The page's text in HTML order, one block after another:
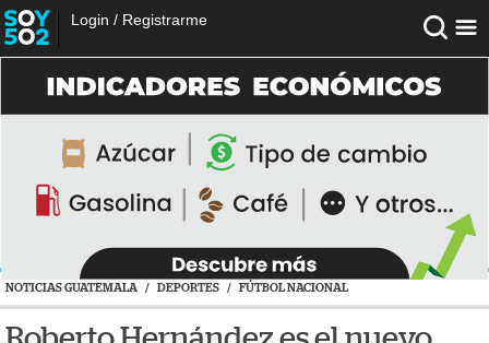
Login / Registrarme
NOTICIAS GUATEMALA / DEPORTES / FÚTBOL NACIONAL